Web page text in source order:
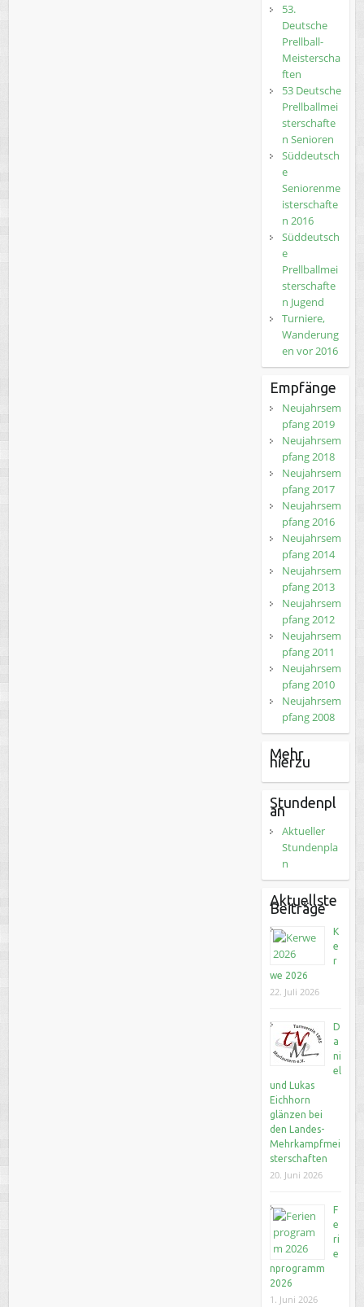
53.
Deutsche
Prellball-
Meisterscha
ften
53 Deutsche
Prellballmei
sterschafte
n Senioren
Süddeutsch
e
Seniorenme
isterschafte
n 2016
Süddeutsch
e
Prellballmei
sterschafte
n Jugend
Turniere,
Wanderung
en vor 2016
Empfänge
Neujahrsem
pfang 2019
Neujahrsem
pfang 2018
Neujahrsem
pfang 2017
Neujahrsem
pfang 2016
Neujahrsem
pfang 2014
Neujahrsem
pfang 2013
Neujahrsem
pfang 2012
Neujahrsem
pfang 2011
Neujahrsem
pfang 2010
Neujahrsem
pfang 2008
Mehr
hierzu
Stundenpl
an
Aktueller
Stundenpla
n
Aktuellste
Beiträge
K
e
r
we 2026
22. Juli 2026
D
a
ni
el
und Lukas
Eichhorn
glänzen bei
den Landes-
Mehrkampfmei
sterschaften
20. Juni 2026
F
e
ri
e
nprogramm
2026
1. Juni 2026